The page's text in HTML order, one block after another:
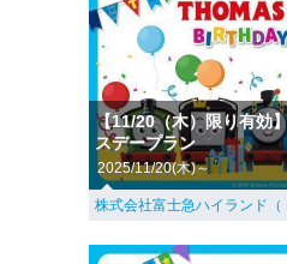
【11/20（木）限り有効
スデープラン
2025/11/20(木)～
株式会社富士急ハイランド（